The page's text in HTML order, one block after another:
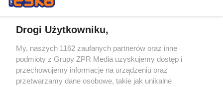
Drogi Użytkowniku,
My, naszych 1162 zaufanych partnerów oraz inne
podmioty z Grupy ZPR Media uzyskujemy dostęp i
przechowujemy informacje na urządzeniu oraz
przetwarzamy dane osobowe, takie jak unikalne